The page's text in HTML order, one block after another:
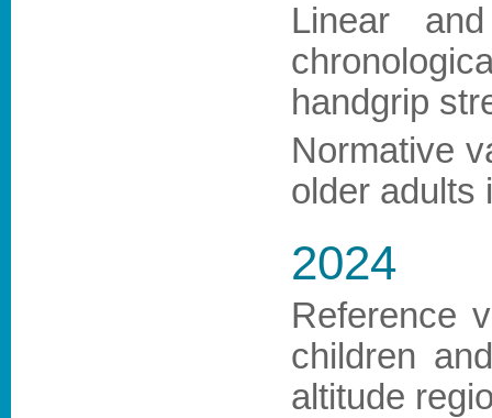
Linear
handgrip
Normative
older adults
2024
Reference
children
altitude